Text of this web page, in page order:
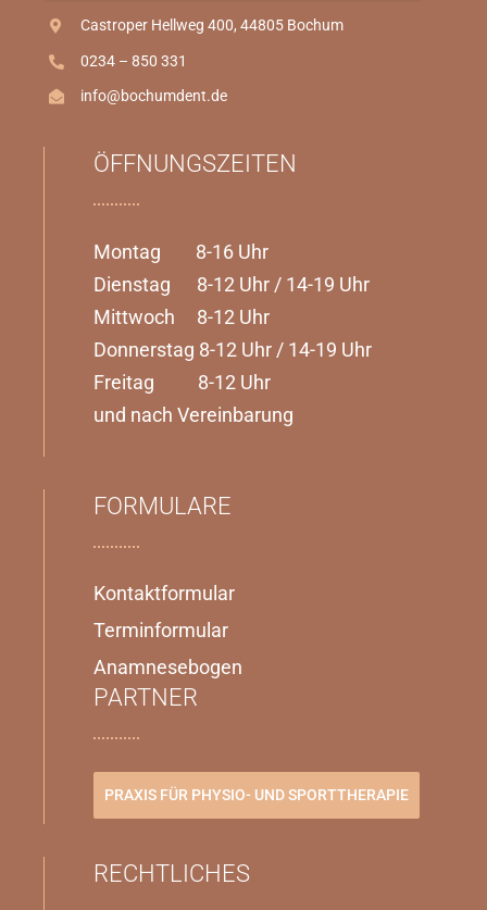
Castroper Hellweg 400, 44805 Bochum
0234 – 850 331
info@bochumdent.de
ÖFFNUNGSZEITEN
Montag 8-16 Uhr
Dienstag 8-12 Uhr / 14-19 Uhr
Mittwoch 8-12 Uhr
Donnerstag 8-12 Uhr / 14-19 Uhr
Freitag 8-12 Uhr
und nach Vereinbarung
FORMULARE
Kontaktformular
Terminformular
Anamnesebogen
PARTNER
PRAXIS FÜR PHYSIO- UND SPORTTHERAPIE
RECHTLICHES